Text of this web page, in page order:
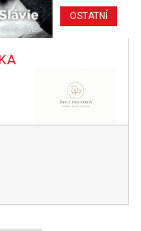
OSTATNÍ